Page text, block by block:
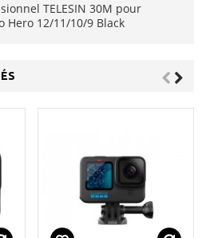
TELESIN 30M pour
Hero 12/11/10/9 Black